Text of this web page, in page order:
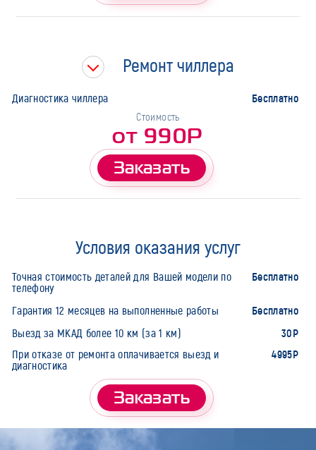
Ремонт чиллера
Диагностика чиллера Бесплатно
Стоимость
от 990Р
Заказать
Условия оказания услуг
Точная стоимость деталей для Вашей модели по
телефону
Бесплатно
Гарантия 12 месяцев на выполненные работы Бесплатно
Выезд за МКАД более 10 км (за 1 км) 30Р
При отказе от ремонта оплачивается выезд и
диагностика
4995Р
Заказать